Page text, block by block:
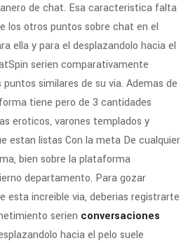
de chat. Esa caracteristica falta
los otros puntos sobre chat en el
ella y para el desplazandolo hacia el
seri­en comparativamente
similares de su vi­a. Ademas de
tiene pero de 3 cantidades
eroticos, varones templados y
estan listas Con la meta De cualquier
bien sobre la plataforma
departamento. Para gozar
esta increible vi­a, deberias registrarte
seri­en conversaciones
hacia el pelo suele